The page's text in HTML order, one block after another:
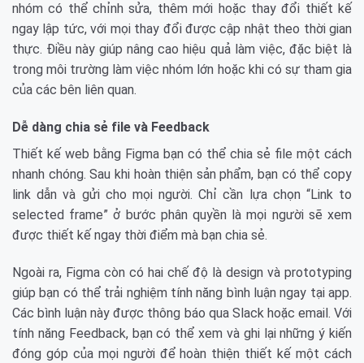
nhóm có thể chỉnh sửa, thêm mới hoặc thay đổi thiết kế
ngay lập tức, với mọi thay đổi được cập nhật theo thời gian
thực. Điều này giúp nâng cao hiệu quả làm việc, đặc biệt là
trong môi trường làm việc nhóm lớn hoặc khi có sự tham gia
của các bên liên quan.
Dễ dàng chia sẻ file và Feedback
Thiết kế web bằng Figma bạn có thể chia sẻ file một cách
nhanh chóng. Sau khi hoàn thiện sản phẩm, bạn có thể copy
link dẫn và gửi cho mọi người. Chỉ cần lựa chọn “Link to
selected frame” ở bước phân quyền là mọi người sẽ xem
được thiết kế ngay thời điểm mà bạn chia sẻ.
Ngoài ra, Figma còn có hai chế độ là design và prototyping
giúp bạn có thể trải nghiệm tính năng bình luận ngay tại app.
Các bình luận này được thông báo qua Slack hoặc email. Với
tính năng Feedback, bạn có thể xem và ghi lại những ý kiến
đóng góp của mọi người để hoàn thiện thiết kế một cách